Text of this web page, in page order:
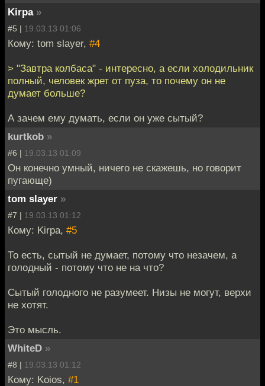
Kirpa »
#5 | 19.03.13 01:06
Кому: tom slayer, #4
> "Завтра колбаса" - интересно, а если холодильник
полный, человек жрет от пуза, то почему он не
думает больше?
А зачем ему думать, если он уже сытый?
kurtkob »
#6 | 19.03.13 01:09
Он конечно умный, ничего не скажешь, но говорит
пугающе)
tom slayer »
#7 | 19.03.13 01:12
Кому: Kirpa, #5
То есть, сытый не думает, потому что незачем, а
голодный - потому что не на что?
Сытый голодного не разумеет. Низы не могут, верхи
не хотят.
Это мысль.
WhiteD »
#8 | 19.03.13 01:12
Кому: Koios, #1